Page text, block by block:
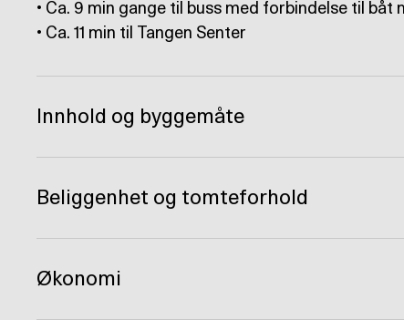
• Ca. 9 min gange til buss med forbindelse til båt
• Ca. 11 min til Tangen Senter
Innhold og byggemåte
Beliggenhet og tomteforhold
Økonomi